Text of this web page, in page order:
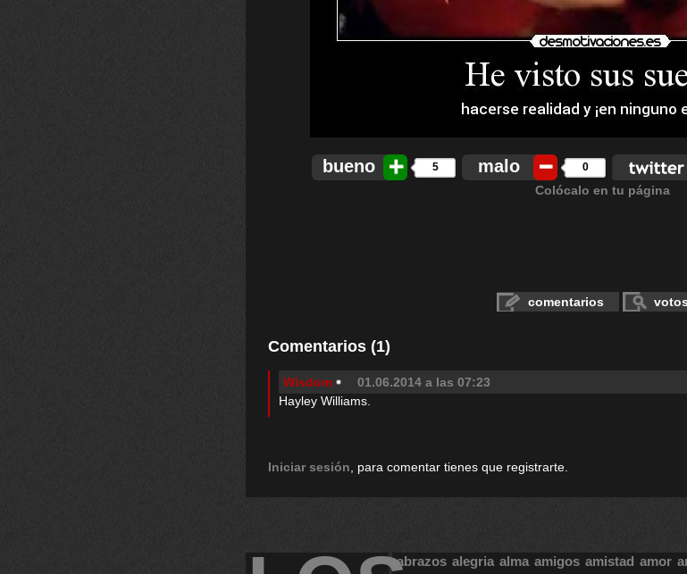
bueno 5 malo 0
Colócalo en tu página
comentarios votos
Comentarios (1)
Wisdom 01.06.2014 a las 07:23
Hayley Williams.
Iniciar sesión , para comentar tienes que registrarte.
abrazos alegria alma amigos amistad amor